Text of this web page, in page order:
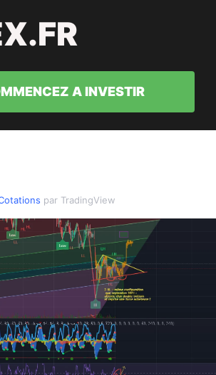
A INVESTIR
par TradingView